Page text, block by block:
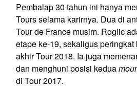
Pembalap 30 tahun ini hanya
Tours selama karirnya. Dua di
Tour de France musim. Roglic
etape ke-19, sekaligus
akhir Tour 2018. Ia juga
dan menghuni posisi kedua
di Tour 2017.